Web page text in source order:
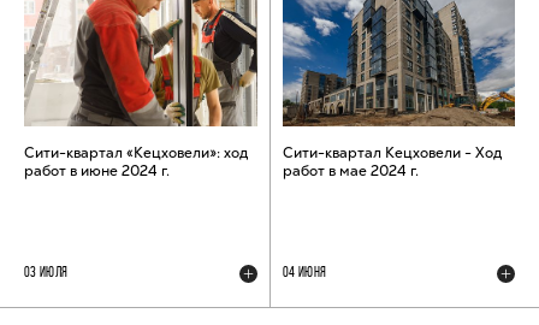
Сити-квартал «Кецховели»: ход
работ в июне 2024 г.
03 ИЮЛЯ
Сити-квартал Кецховели - Ход
работ в мае 2024 г.
04 ИЮНЯ